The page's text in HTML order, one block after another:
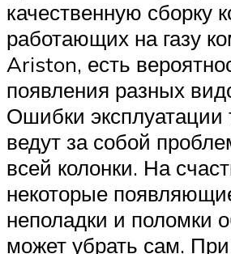
качественную сборку
работающих на газу
Ariston, есть
появления разных
Ошибки эксплуатации
ведут за собой
всей колонки. На
некоторые
неполадки и поломки
может убрать сам. При